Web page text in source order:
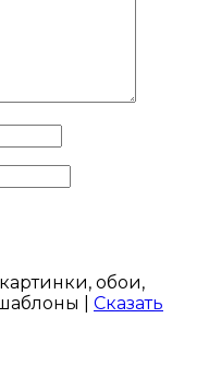
обои,
| Сказать